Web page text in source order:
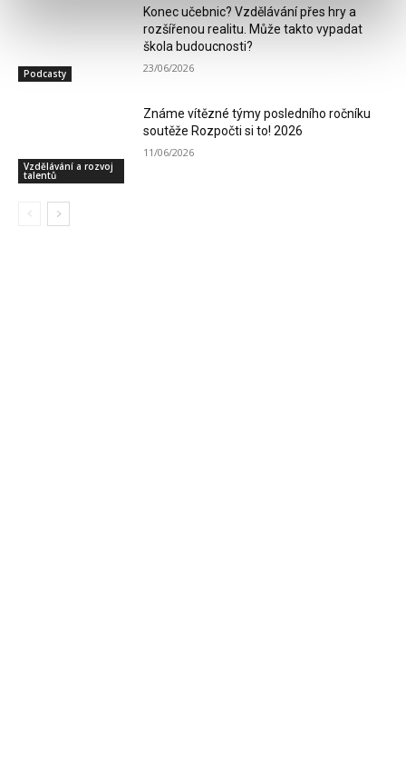
Podcasty
Konec učebnic? Vzdělávání přes hry a
rozšířenou realitu. Může takto vypadat
škola budoucnosti?
23/06/2026
Vzdělávání a rozvoj
talentů
Známe vítězné týmy posledního ročníku
soutěže Rozpočti si to! 2026
11/06/2026